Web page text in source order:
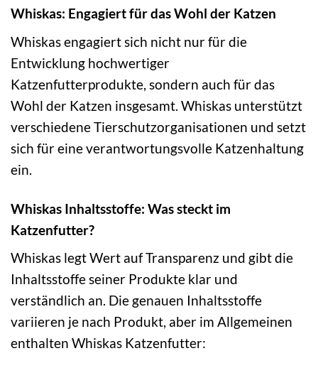
Whiskas: Engagiert für das Wohl der Katzen
Whiskas engagiert sich nicht nur für die
Entwicklung hochwertiger
Katzenfutterprodukte, sondern auch für das
Wohl der Katzen insgesamt. Whiskas unterstützt
verschiedene Tierschutzorganisationen und setzt
sich für eine verantwortungsvolle Katzenhaltung
ein.
Whiskas Inhaltsstoffe: Was steckt im
Katzenfutter?
Whiskas legt Wert auf Transparenz und gibt die
Inhaltsstoffe seiner Produkte klar und
verständlich an. Die genauen Inhaltsstoffe
variieren je nach Produkt, aber im Allgemeinen
enthalten Whiskas Katzenfutter: